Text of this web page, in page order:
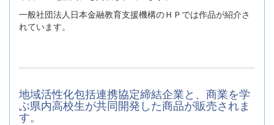
一般社団法人日本金融教育支援機構のＨＰでは作品が紹介さ
れています。
地域活性化包括連携協定締結企業と、商業を学
ぶ県内高校生が共同開発した商品が販売されま
す。